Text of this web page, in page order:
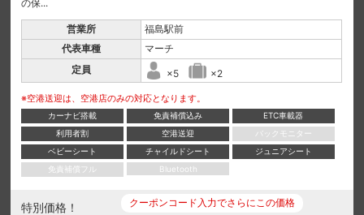
の保...
営業所
福島駅前
代表車種
マーチ
定員
×5 ×2
※空港送迎は、空港店のみの対応となります。
カーナビ搭載 免責補償込み
ETC車載器
利用者割
空港送迎
バックモニター
ベビーシート
チャイルドシート
ジュニアシート
免責補償フル
Bluetooth
特別価格！ クーポンコード入力でさらにこの価格